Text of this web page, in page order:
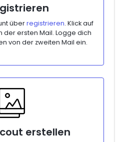
überregistrieren. Klick auf
der ersten Mail. Logge dich
von der zweiten Mail ein.
erstellen